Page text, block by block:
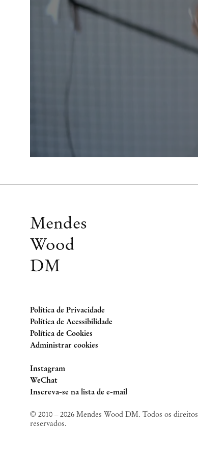
Mendes
Wood
DM
Política de Privacidade
Política de Acessibilidade
Política de Cookies
Administrar cookies
Instagram
, opens in a new tab.
WeChat
, opens in a new tab.
Inscreva-se na lista de e-mail
© 2010 – 2026 Mendes Wood DM. Todos os direitos
reservados.